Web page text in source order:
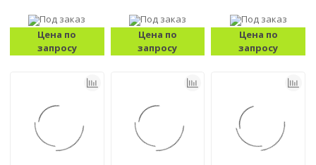
Под заказ
Цена по
запросу
Под заказ
Цена по
запросу
Под заказ
Цена по
запросу